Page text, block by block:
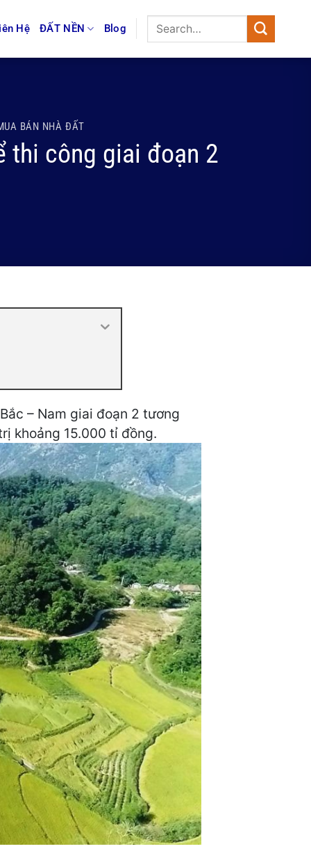
Hệ ĐẤT NỀN Blog
BÁN NHÀ ĐẤT
thi công giai đoạn 2
– Nam giai đoạn 2 tương
khoảng 15.000 tỉ đồng.